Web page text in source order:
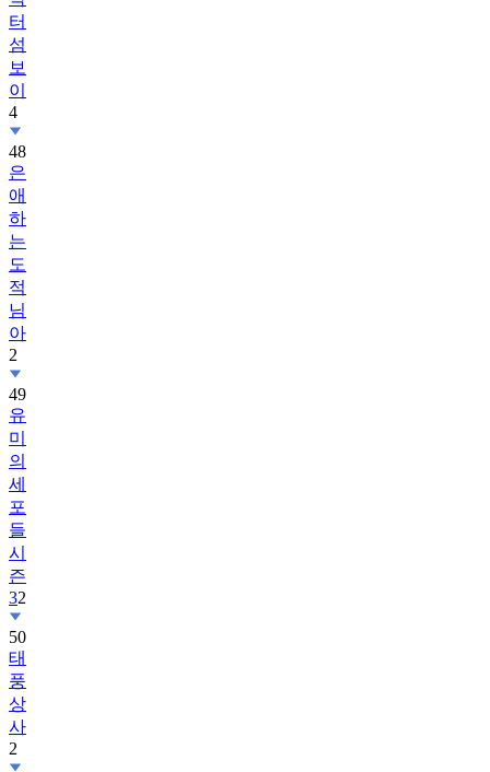
터
섬
보
이
4
48
은
애
하
는
도
적
님
아
2
49
유
미
의
세
포
들
시
즌
32
50
태
풍
상
사
2